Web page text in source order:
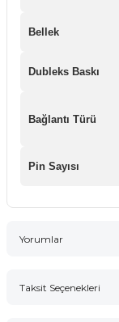
Bellek
Dubleks Baskı
Bağlantı Türü
Pin Sayısı
Yorumlar
Taksit Seçenekleri